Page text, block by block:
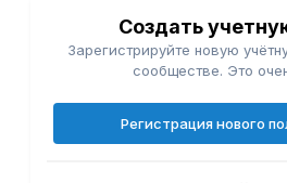
Создать
Зарегистрируйте новую
сообществе. Это
Регистрация нового